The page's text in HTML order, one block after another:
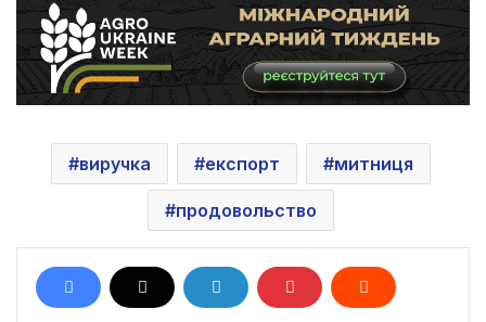
виручка експорт митниця
продовольство